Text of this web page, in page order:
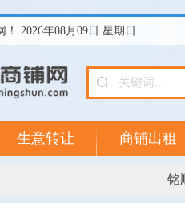
2026年08月09日 星期日
生意转让 商铺出租
铭